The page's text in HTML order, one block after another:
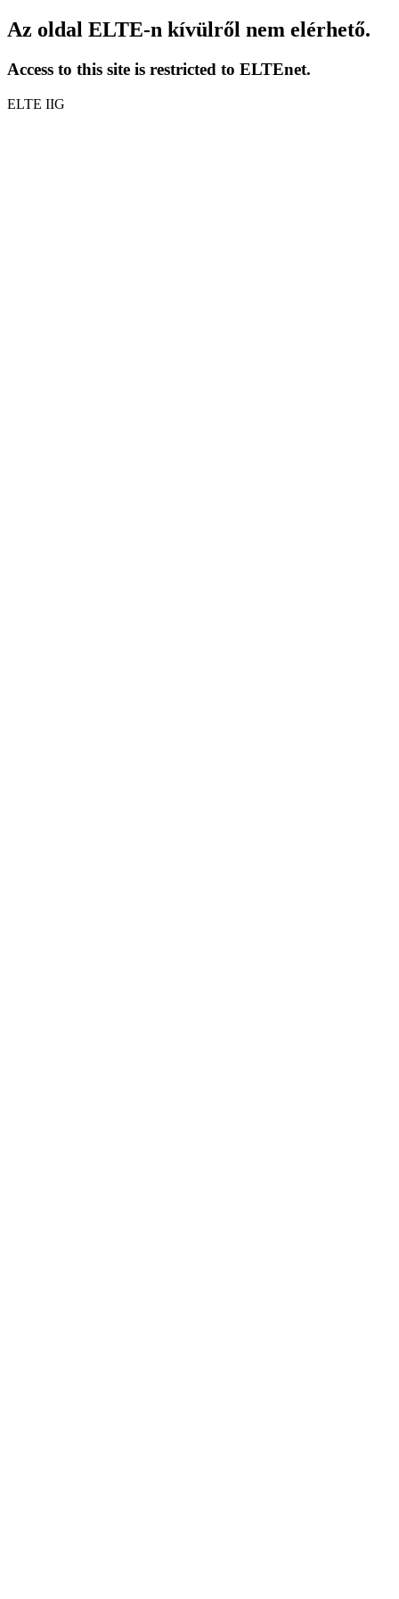
Az oldal ELTE-n kívülről nem elérhető.
Access to this site is restricted to ELTEnet.
ELTE IIG